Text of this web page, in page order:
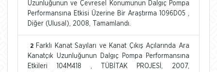
Uzunluğunun ve Çevresel Konumunun Dalgıç Pompa
Performansına Etkisi Üzerine Bir Araştırma 1096D05 ,
Diğer (Ulusal), 2008, Tamamlandı.
2 Farklı Kanat Sayıları ve Kanat Çıkış Açılarında Ara
Kanatçık Uzunluğunun Dalgıç Pompa Performansına
Etkileri 104M418 , TÜBİTAK PROJESİ, 2007,